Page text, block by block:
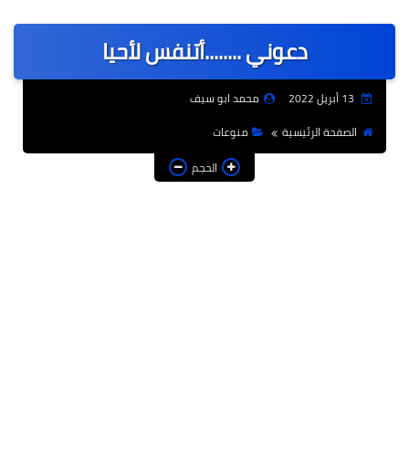
عالمى
فن
دعوني ........أتنفس لأحيا
محمد ابو سيف
الصفحة الرئيسية
منوعات
الحجم